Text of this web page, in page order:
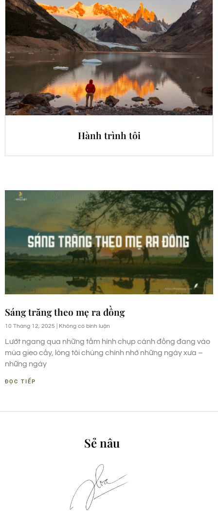
Hành trình tôi
Sáng trăng theo mẹ ra đồng
10 Tháng 12, 2025 Không có bình luận
Lướt ngang qua những tấm hình chụp cánh đồng đang vào
mùa gieo cấy, lòng tôi chùng chình nhớ những ngày xưa –
những ngày
ĐỌC TIẾP
Sẻ nâu